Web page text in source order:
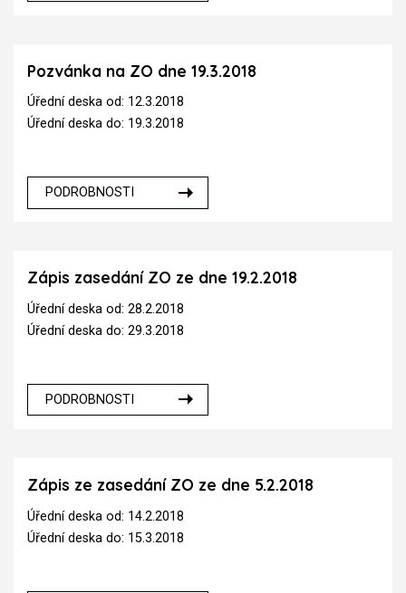
Pozvánka na ZO dne 19.3.2018
Úřední deska od: 12.3.2018
Úřední deska do: 19.3.2018
PODROBNOSTI
Zápis zasedání ZO ze dne 19.2.2018
Úřední deska od: 28.2.2018
Úřední deska do: 29.3.2018
PODROBNOSTI
Zápis ze zasedání ZO ze dne 5.2.2018
Úřední deska od: 14.2.2018
Úřední deska do: 15.3.2018